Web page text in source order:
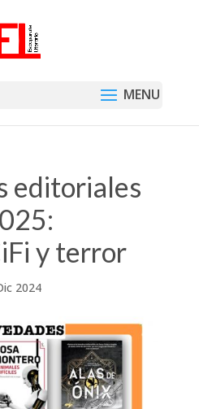
editoriales
y terror
2024